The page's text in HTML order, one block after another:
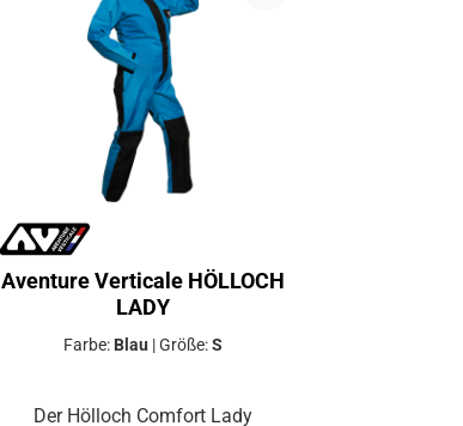
Aventure Verticale HÖLLOCH
LADY
Farbe: Blau |Größe:S
Der Hölloch Comfort Lady